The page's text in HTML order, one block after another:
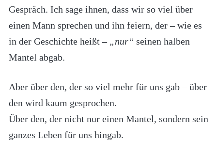
Gespräch. Ich sage ihnen, dass wir so viel über
einen Mann sprechen und ihn feiern, der – wie es
in der Geschichte heißt – „nur“ seinen halben
Mantel abgab.
Aber über den, der so viel mehr für uns gab – über
den wird kaum gesprochen.
Über den, der nicht nur einen Mantel, sondern sein
ganzes Leben für uns hingab.